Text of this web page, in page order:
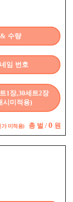
수량
임 번호
1장,30세트2장
시미적용)
미적용) 총 벌 / 0 원